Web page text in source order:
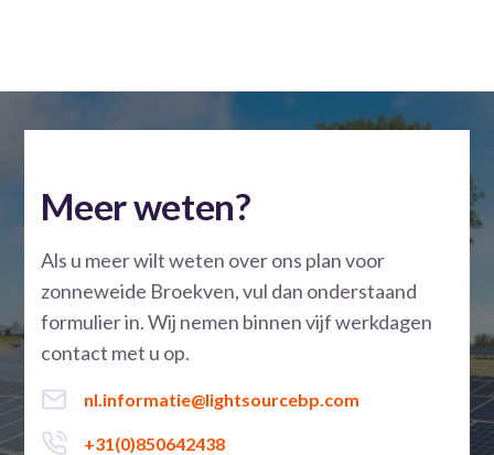
Meer weten?
Als u meer wilt weten over ons plan voor
zonneweide Broekven, vul dan onderstaand
formulier in. Wij nemen binnen vijf werkdagen
contact met u op.
nl.informatie@lightsourcebp.com
+31(0)850642438